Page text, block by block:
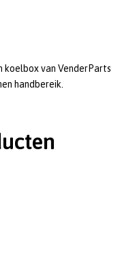
koelbox van VenderParts
handbereik.